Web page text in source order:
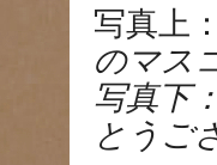
写真上：
のマス
写真下
とうご